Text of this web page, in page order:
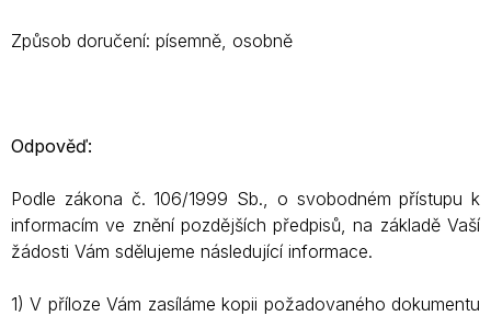
Způsob doručení: písemně, osobně
Odpověď:
Podle zákona č. 106/1999 Sb., o svobodném přístupu k
informacím ve znění pozdějších předpisů, na základě Vaší
žádosti Vám sdělujeme následující informace.
1) V příloze Vám zasíláme kopii požadovaného dokumentu